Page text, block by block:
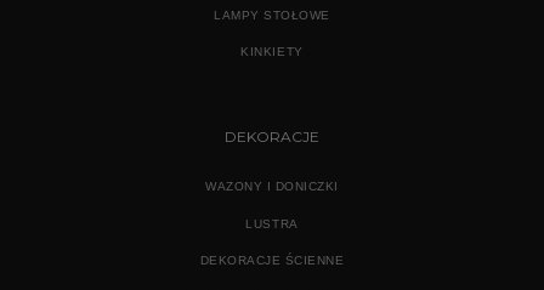
LAMPY STOŁOWE
KINKIETY
DEKORACJE
WAZONY I DONICZKI
LUSTRA
DEKORACJE ŚCIENNE